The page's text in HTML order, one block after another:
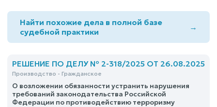
Найти похожие дела в полной базе
судебной практики
→
РЕШЕНИЕ ПО ДЕЛУ № 2-318/2025 ОТ 26.08.2025
Производство - Гражданское
О возложении обязанности устранить нарушения
требований законодательства Российской
Федерации по противодействию терроризму